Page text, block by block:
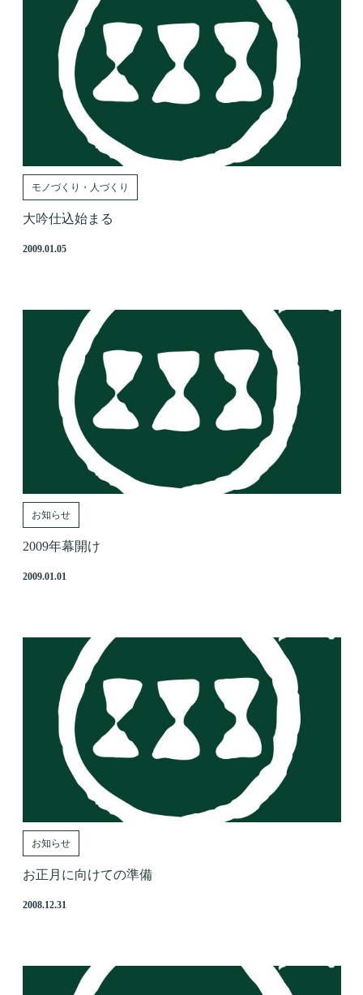
モノづくり・人づくり
大吟仕込始まる
2009.01.05
お知らせ
2009年幕開け
2009.01.01
お知らせ
お正月に向けての準備
2008.12.31